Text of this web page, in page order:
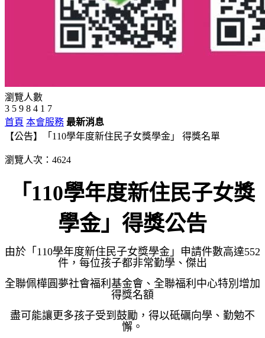
瀏覽人數
3 5 9 8 4 1 7
首頁 本會服務 最新消息
【公告】「110學年度新住民子女獎學金」 得獎名單
瀏覽人次：4624
「110學年度新住民子女獎
學金」得獎公告
由於「110學年度新住民子女獎學金」申請件數高達552
件，每位孩子都非常勤學、傑出
全聯佩樺圓夢社會福利基金會、全聯福利中心特別增加
得獎名額
盡可能讓更多孩子受到鼓勵，得以砥礪向學、勤勉不
懈。